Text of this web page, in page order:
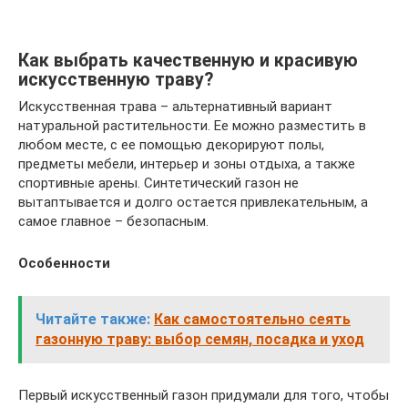
Как выбрать качественную и красивую
искусственную траву?
Искусственная трава – альтернативный вариант
натуральной растительности. Ее можно разместить в
любом месте, с ее помощью декорируют полы,
предметы мебели, интерьер и зоны отдыха, а также
спортивные арены. Синтетический газон не
вытаптывается и долго остается привлекательным, а
самое главное – безопасным.
Особенности
Читайте также: Как самостоятельно сеять
газонную траву: выбор семян, посадка и уход
Первый искусственный газон придумали для того, чтобы